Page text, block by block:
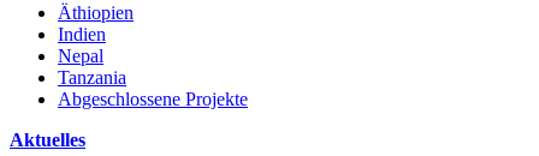
Äthiopien
Indien
Nepal
Tanzania
Abgeschlossene Projekte
Aktuelles